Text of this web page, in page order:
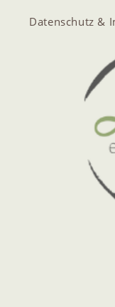
Datenschutz &